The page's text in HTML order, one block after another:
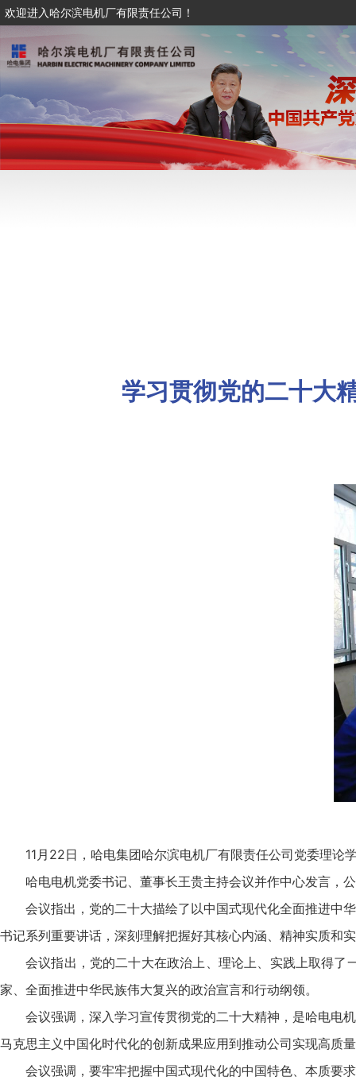
欢迎进入哈尔滨电机厂有限责任公司！
学习贯彻党的二十大
11月22日，哈电集团哈尔滨电机厂有限责任公司党委理论
哈电电机党委书记、董事长王贵主持会议并作中心发言，
会议指出，党的二十大描绘了以中国式现代化全面推进中
书记系列重要讲话，深刻理解把握好其核心内涵、精神实质和
会议指出，党的二十大在政治上、理论上、实践上取得
家、全面推进中华民族伟大复兴的政治宣言和行动纲领。
会议强调，深入学习宣传贯彻党的二十大精神，是哈电电
马克思主义中国化时代化的创新成果应用到推动公司实现高质
会议强调，要牢牢把握中国式现代化的中国特色、本质要